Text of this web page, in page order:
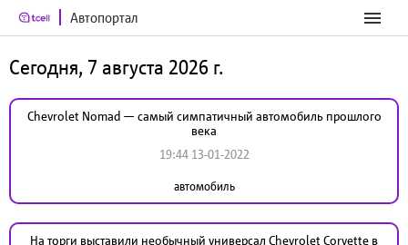
Автопортал
Сегодня, 7 августа 2026 г.
Chevrolet Nomad — самый симпатичный автомобиль прошлого
века
19:44 13-01-2022
автомобиль
На торги выставили необычный универсал Chevrolet Corvette в